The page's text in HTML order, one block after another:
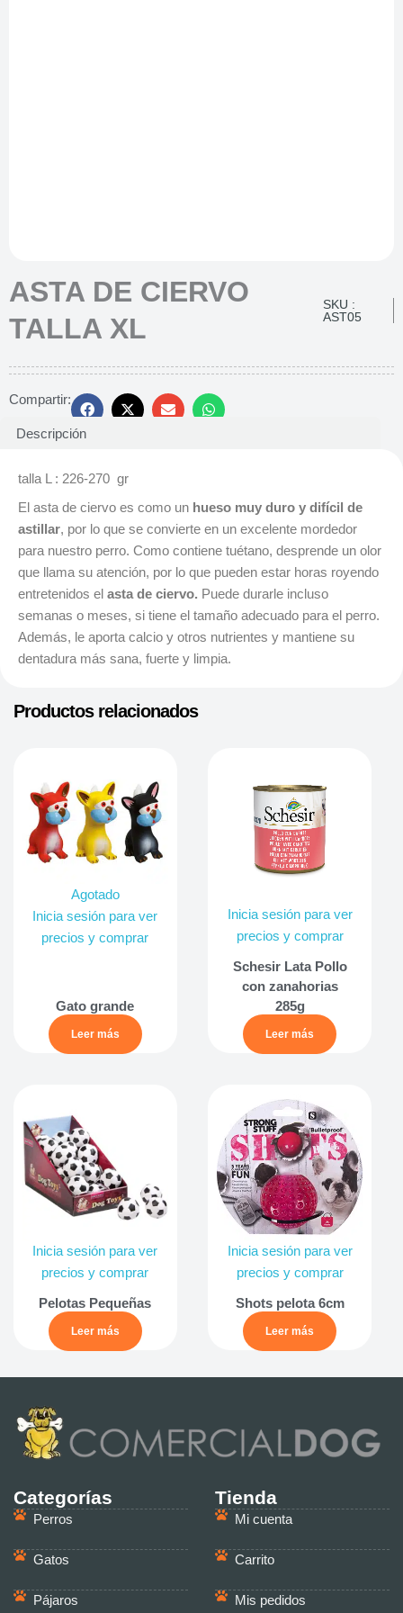
ASTA DE CIERVO
TALLA XL
SKU :
AST05
Compartir:
Descripción
talla L : 226-270 gr
El asta de ciervo es como un hueso muy duro y difícil de
astillar, por lo que se convierte en un excelente mordedor
para nuestro perro. Como contiene tuétano, desprende un olor
que llama su atención, por lo que pueden estar horas royendo
entretenidos el asta de ciervo. Puede durarle incluso
semanas o meses, si tiene el tamaño adecuado para el perro.
Además, le aporta calcio y otros nutrientes y mantiene su
dentadura más sana, fuerte y limpia.
Productos relacionados
Agotado
Inicia sesión para ver
precios y comprar
Gato grande
Leer más
Inicia sesión para ver
precios y comprar
Schesir Lata Pollo
con zanahorias
285g
Leer más
Inicia sesión para ver
precios y comprar
Pelotas Pequeñas
Leer más
Inicia sesión para ver
precios y comprar
Shots pelota 6cm
Leer más
Categorías
Perros
Gatos
Pájaros
Tienda
Mi cuenta
Carrito
Mis pedidos